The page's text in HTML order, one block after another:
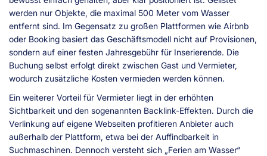
werden nur Objekte, die maximal 500 Meter vom Wasser
entfernt sind. Im Gegensatz zu großen Plattformen wie Airbnb
oder Booking basiert das Geschäftsmodell nicht auf Provisionen,
sondern auf einer festen Jahresgebühr für Inserierende. Die
Buchung selbst erfolgt direkt zwischen Gast und Vermieter,
wodurch zusätzliche Kosten vermieden werden können.
Ein weiterer Vorteil für Vermieter liegt in der erhöhten
Sichtbarkeit und den sogenannten Backlink-Effekten. Durch die
Verlinkung auf eigene Webseiten profitieren Anbieter auch
außerhalb der Plattform, etwa bei der Auffindbarkeit in
Suchmaschinen. Dennoch versteht sich „Ferien am Wasser“